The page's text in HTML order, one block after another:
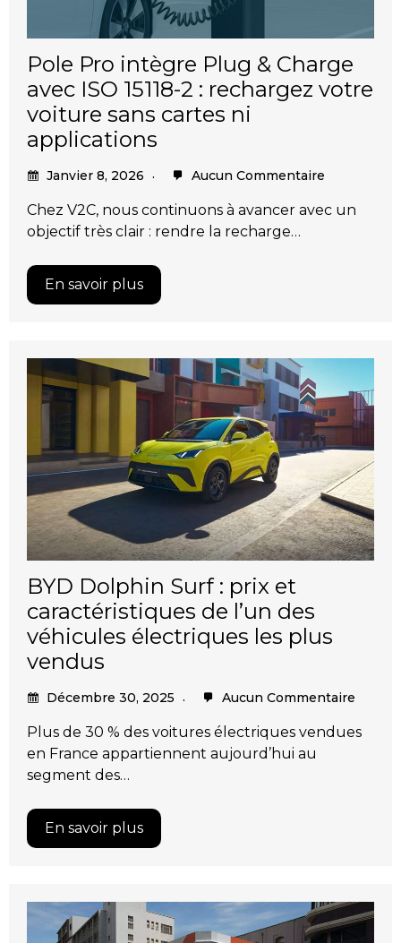
Pole Pro intègre Plug & Charge
avec ISO 15118-2 : rechargez votre
voiture sans cartes ni
applications
Janvier 8, 2026 Aucun Commentaire
Chez V2C, nous continuons à avancer avec un
objectif très clair : rendre la recharge…
En savoir plus
BYD Dolphin Surf : prix et
caractéristiques de l’un des
véhicules électriques les plus
vendus
Décembre 30, 2025 Aucun Commentaire
Plus de 30 % des voitures électriques vendues
en France appartiennent aujourd’hui au
segment des…
En savoir plus